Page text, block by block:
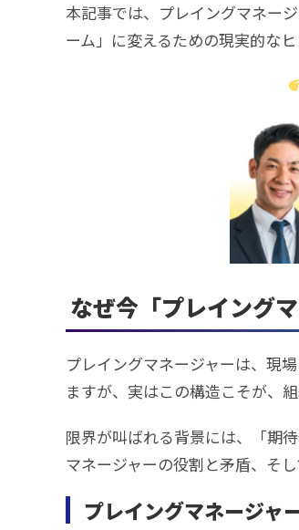
本記事では、プレイングマネー
ーム」に変えるための現実的な
なぜ今「プレイング
プレイングマネージャーは、現
ますが、実はこの構造こそが、
限界が叫ばれる背景には、「期
マネージャーの役割と矛盾、そ
プレイングマネージャ